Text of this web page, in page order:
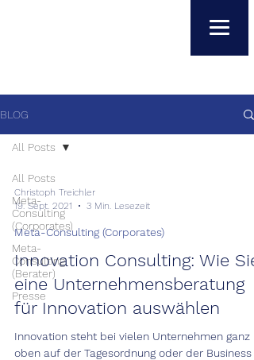
BLOG
All Posts
Meta-
Consulting
(Corporates)
Meta-
Consulting
(Berater)
Presse
All Posts
Christoph Treichler
19. Sept. 2021
3 Min. Lesezeit
Meta-Consulting (Corporates)
Innovation Consulting: Wie Sie
eine Unternehmensberatung
für Innovation auswählen
Innovation steht bei vielen Unternehmen ganz
oben auf der Tagesordnung oder der Business